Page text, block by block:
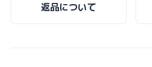
返品について